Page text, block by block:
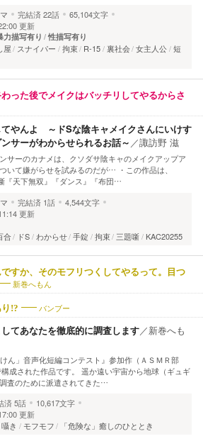
完結済22話
65,104文字
更新
力描写有り 性描写有り
屋 スナイパー 拘束 R-15 裏社会 女主人公 短
った後でメイクはバッチリしてやるからさ
てやんよ ～ドSな陰キャメイクさんにいけす
サーがわからせられるお話～ ／諏訪野 滋
サーのカナメは、クソダサ陰キャのメイクアップア
いて嫌がらせを試みるのだが… ・この作品は、
『天下無双』『ダンス』『布団…
完結済 1話
4,544文字
更新
合 ドS わからせ 手錠 拘束 三題噺 KAC20255
すか、そのモフリつくしてやるって。目つ
新巻へもん
!? バンブー
てあなたを徹底的に調査します／新巻へも
けん」音声化短編コンテスト』参加作（ＡＳＭＲ部
成された作品です。 遥か遠い宇宙から地球（ギュギ
査のために派遣されてきた…
済5話
10,617文字
更新
囁き モフモフ 「危険な」癒しのひととき